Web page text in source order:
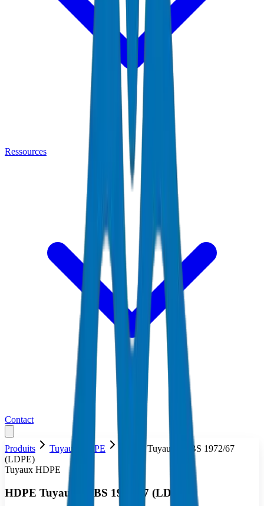
Ressources
Contact
Produits Tuyaux HDPE
HDPE Tuyaux — BS 1972/67
(LDPE)
Tuyaux HDPE
HDPE Tuyaux — BS 1972/67 (LDPE)